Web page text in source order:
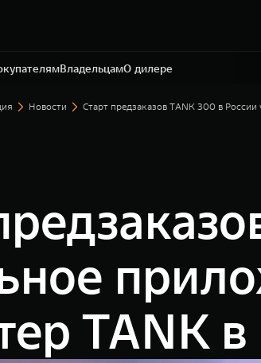
ВладельцамО дилере
1-й километр, вл.2Ас1
Новости Старт предзаказов TANK 300 в
TANK в